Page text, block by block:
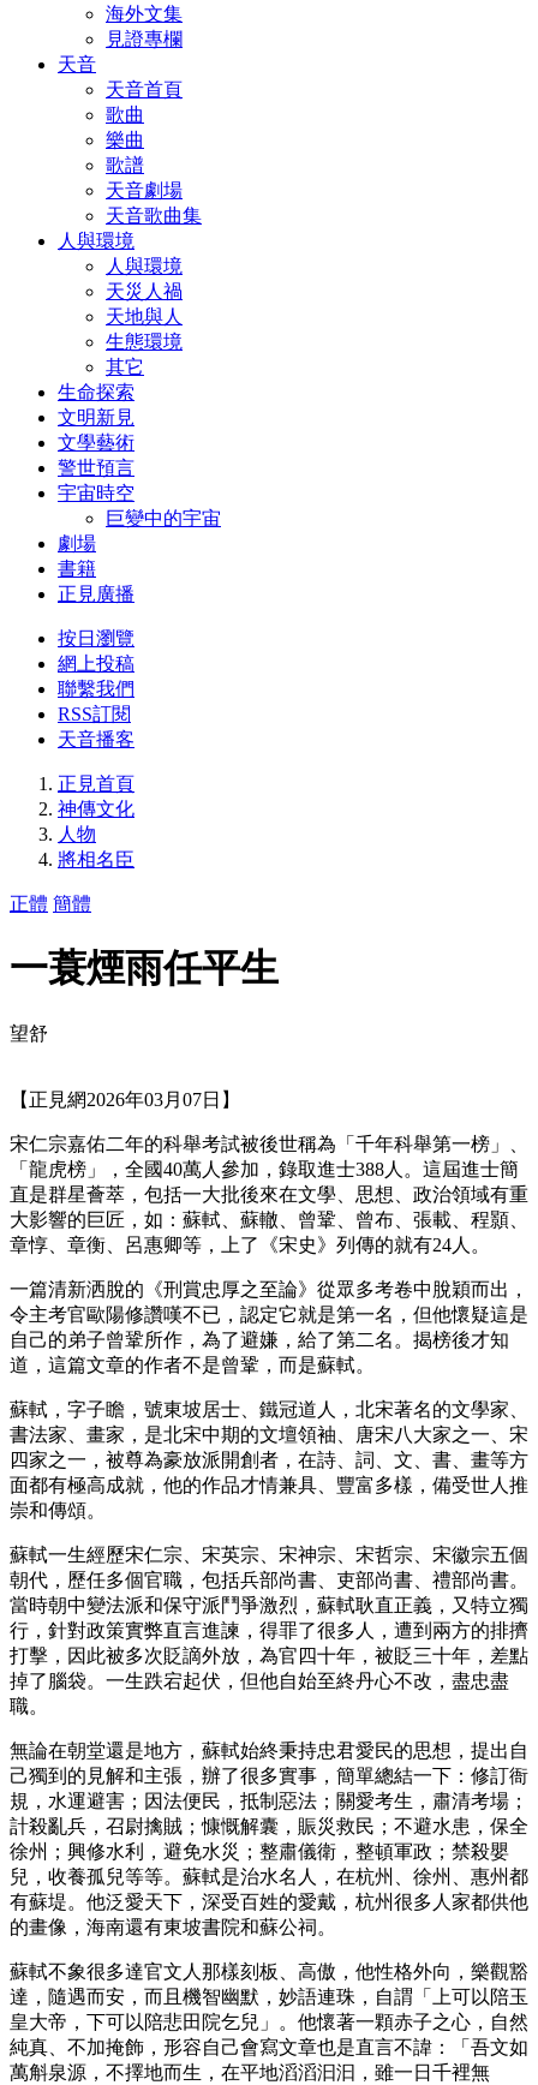
海外文集
見證專欄
天音
天音首頁
歌曲
樂曲
歌譜
天音劇場
天音歌曲集
人與環境
人與環境
天災人禍
天地與人
生態環境
其它
生命探索
文明新見
文學藝術
警世預言
宇宙時空
巨變中的宇宙
劇場
書籍
正見廣播
按日瀏覽
網上投稿
聯繫我們
RSS訂閱
天音播客
正見首頁
神傳文化
人物
將相名臣
正體 簡體
一蓑煙雨任平生
望舒
【正見網2026年03月07日】
宋仁宗嘉佑二年的科舉考試被後世稱為「千年科舉第一榜」、
「龍虎榜」，全國40萬人參加，錄取進士388人。這屆進士簡
直是群星薈萃，包括一大批後來在文學、思想、政治領域有重
大影響的巨匠，如：蘇軾、蘇轍、曾鞏、曾布、張載、程顥、
章惇、章衡、呂惠卿等，上了《宋史》列傳的就有24人。
一篇清新洒脫的《刑賞忠厚之至論》從眾多考卷中脫穎而出，
令主考官歐陽修讚嘆不已，認定它就是第一名，但他懷疑這是
自己的弟子曾鞏所作，為了避嫌，給了第二名。揭榜後才知
道，這篇文章的作者不是曾鞏，而是蘇軾。
蘇軾，字子瞻，號東坡居士、鐵冠道人，北宋著名的文學家、
書法家、畫家，是北宋中期的文壇領袖、唐宋八大家之一、宋
四家之一，被尊為豪放派開創者，在詩、詞、文、書、畫等方
面都有極高成就，他的作品才情兼具、豐富多樣，備受世人推
崇和傳頌。
蘇軾一生經歷宋仁宗、宋英宗、宋神宗、宋哲宗、宋徽宗五個
朝代，歷任多個官職，包括兵部尚書、吏部尚書、禮部尚書。
當時朝中變法派和保守派鬥爭激烈，蘇軾耿直正義，又特立獨
行，針對政策實弊直言進諫，得罪了很多人，遭到兩方的排擠
打擊，因此被多次貶謫外放，為官四十年，被貶三十年，差點
掉了腦袋。一生跌宕起伏，但他自始至終丹心不改，盡忠盡
職。
無論在朝堂還是地方，蘇軾始終秉持忠君愛民的思想，提出自
己獨到的見解和主張，辦了很多實事，簡單總結一下：修訂衙
規，水運避害；因法便民，抵制惡法；關愛考生，肅清考場；
計殺亂兵，召尉擒賊；慷慨解囊，賑災救民；不避水患，保全
徐州；興修水利，避免水災；整肅儀衛，整頓軍政；禁殺嬰
兒，收養孤兒等等。蘇軾是治水名人，在杭州、徐州、惠州都
有蘇堤。他泛愛天下，深受百姓的愛戴，杭州很多人家都供他
的畫像，海南還有東坡書院和蘇公祠。
蘇軾不象很多達官文人那樣刻板、高傲，他性格外向，樂觀豁
達，隨遇而安，而且機智幽默，妙語連珠，自謂「上可以陪玉
皇大帝，下可以陪悲田院乞兒」。他懷著一顆赤子之心，自然
純真、不加掩飾，形容自己會寫文章也是直言不諱：「吾文如
萬斛泉源，不擇地而生，在平地滔滔汩汩，雖一日千裡無